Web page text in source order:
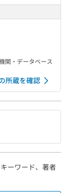
関・データベース
所蔵を確認
ーワード、著者